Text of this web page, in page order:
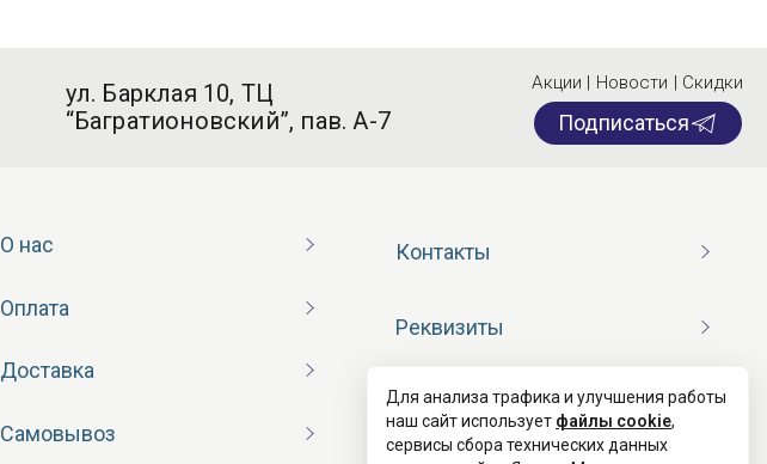
ул. Барклая 10, ТЦ
“Багратионовский”, пав. А-7
Акции | Новости | Скидки
Подписаться
О нас
Оплата
Доставка
Самовывоз
Контакты
Реквизиты
Договор оферты
Для анализа трафика и улучшения работы
наш сайт использует файлы cookie,
сервисы сбора технических данных